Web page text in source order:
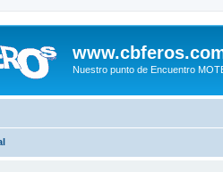
Nuestro punto de Encuentro